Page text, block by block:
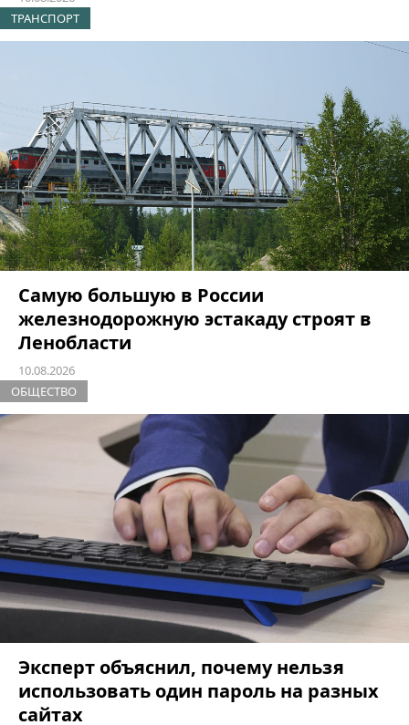
ТРАНСПОРТ
Самую большую в России
железнодорожную эстакаду строят в
Ленобласти
10.08.2026
ОБЩЕСТВО
Эксперт объяснил, почему нельзя
использовать один пароль на разных
сайтах